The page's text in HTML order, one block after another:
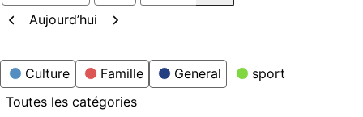
Précédent
Aujourd’hui Suivant
Catégories
Culture Famille General
sport
Toutes les catégories